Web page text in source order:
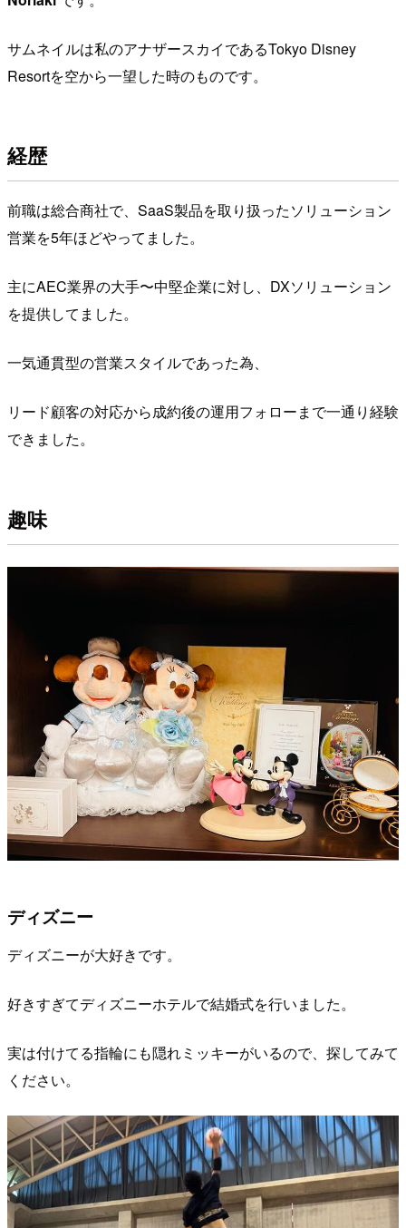
サムネイルは私のアナザースカイであるTokyo Disney
Resortを空から一望した時のものです。
経歴
前職は総合商社で、SaaS製品を取り扱ったソリューション
営業を5年ほどやってました。
主にAEC業界の大手〜中堅企業に対し、DXソリューション
を提供してました。
一気通貫型の営業スタイルであった為、
リード顧客の対応から成約後の運用フォローまで一通り経験
できました。
趣味
ディズニー
ディズニーが大好きです。
好きすぎてディズニーホテルで結婚式を行いました。
実は付けてる指輪にも隠れミッキーがいるので、探してみて
ください。